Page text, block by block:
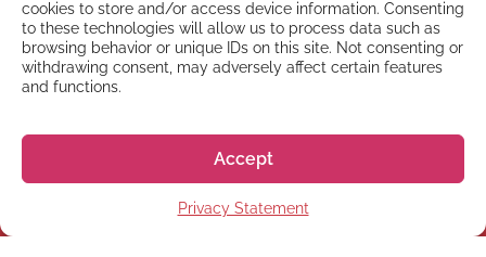
cookies to store and/or access device information. Consenting
to these technologies will allow us to process data such as
browsing behavior or unique IDs on this site. Not consenting or
withdrawing consent, may adversely affect certain features
and functions.
Accept
Privacy Statement
NEWSLETTER